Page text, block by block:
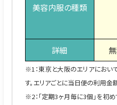
美容内服の種類
詳細
※1：東京と大阪のエリアにおい
す。エリアごとに当日便の利用金
※2： 「定期3ヶ月毎に3個」を初